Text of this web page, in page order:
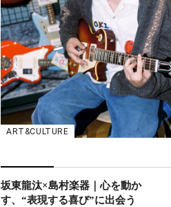
ART&CULTURE
坂東龍汰×島村楽器｜心を動か
す、“表現する喜び”に出会う